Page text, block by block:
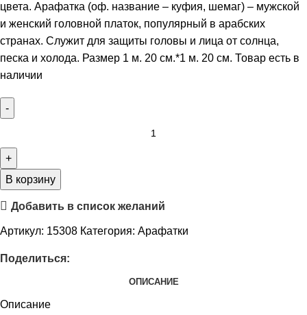
цвета. Арафатка (оф. название – куфия, шемаг) – мужской
и женский головной платок, популярный в арабских
странах. Служит для защиты головы и лица от солнца,
песка и холода. Размер 1 м. 20 см.*1 м. 20 см. Товар есть в
наличии
В корзину
Добавить в список желаний
Артикул: 15308 Категория: Арафатки
Поделиться:
ОПИСАНИЕ
Описание